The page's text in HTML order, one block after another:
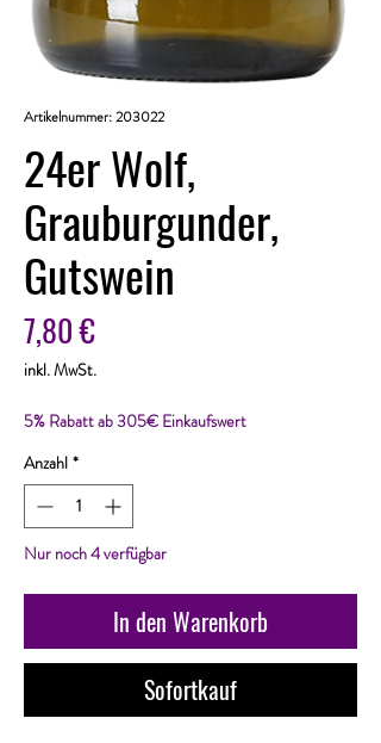
Artikelnummer: 203022
24er Wolf,
Grauburgunder,
Gutswein
7,80 €Preis
inkl. MwSt.
5% Rabatt ab 305€ Einkaufswert
Anzahl *
Nur noch 4 verfügbar
In den Warenkorb
Sofortkauf